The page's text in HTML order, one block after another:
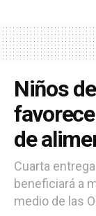
Niños
de
Cuarta
beneficiará a
medio de las